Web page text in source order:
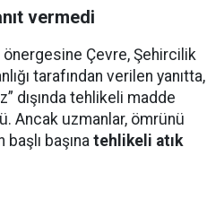
vermedi
Çevre, Şehircilik
tarafından verilen yanıtta,
dışında tehlikeli madde
Ancak uzmanlar, ömrünü
başına tehlikeli atık